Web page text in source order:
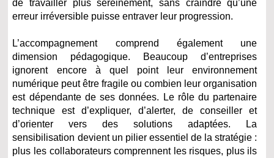
de travailler plus sereinement, sans craindre qu’une
erreur irréversible puisse entraver leur progression.
L’accompagnement comprend également une
dimension pédagogique. Beaucoup d’entreprises
ignorent encore à quel point leur environnement
numérique peut être fragile ou combien leur organisation
est dépendante de ses données. Le rôle du partenaire
technique est d’expliquer, d’alerter, de conseiller et
d’orienter vers des solutions adaptées. La
sensibilisation devient un pilier essentiel de la stratégie :
plus les collaborateurs comprennent les risques, plus ils